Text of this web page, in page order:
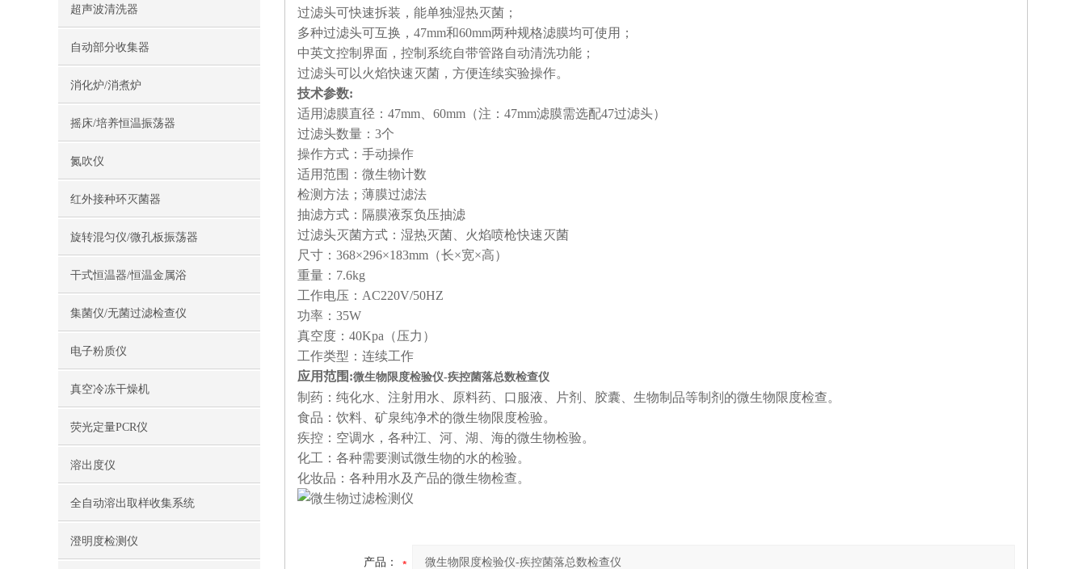
超声波清洗器
自动部分收集器
消化炉/消煮炉
摇床/培养恒温振荡器
氮吹仪
红外接种环灭菌器
旋转混匀仪/微孔板振荡器
干式恒温器/恒温金属浴
集菌仪/无菌过滤检查仪
电子粉质仪
真空冷冻干燥机
荧光定量PCR仪
溶出度仪
全自动溶出取样收集系统
澄明度检测仪
过滤头可快速拆装，能单独湿热灭菌；
多种过滤头可互换，47mm和60mm两种规格滤膜均可使用；
中英文控制界面，控制系统自带管路自动清洗功能；
过滤头可以火焰快速灭菌，方便连续实验操作。
技术参数:
适用滤膜直径：47mm、60mm（注：47mm滤膜需选配47过滤头）
过滤头数量：3个
操作方式：手动操作
适用范围：微生物计数
检测方法；薄膜过滤法
抽滤方式：隔膜液泵负压抽滤
过滤头灭菌方式：湿热灭菌、火焰喷枪快速灭菌
尺寸：368×296×183mm（长×宽×高）
重量：7.6kg
工作电压：AC220V/50HZ
功率：35W
真空度：40Kpa（压力）
工作类型：连续工作
应用范围:微生物限度检验仪-疾控菌落总数检查仪
制药：纯化水、注射用水、原料药、口服液、片剂、胶囊、生物制品等制剂的微生物限度检查。
食品：饮料、矿泉纯净术的微生物限度检验。
疾控：空调水，各种江、河、湖、海的微生物检验。
化工：各种需要测试微生物的水的检验。
化妆品：各种用水及产品的微生物检查。
产品：